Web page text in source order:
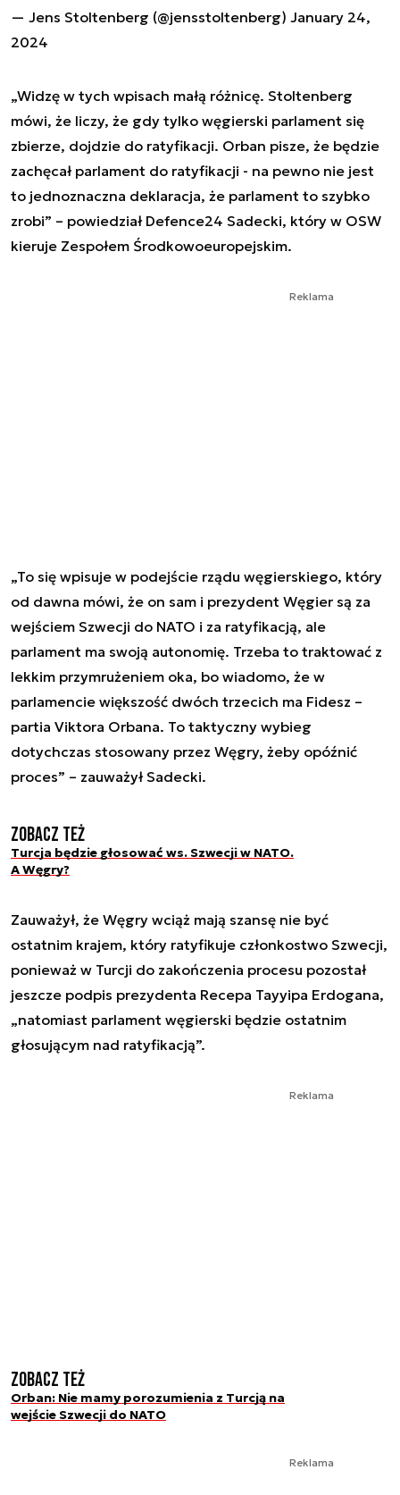
— Jens Stoltenberg (@jensstoltenberg) January 24,
2024
„Widzę w tych wpisach małą różnicę. Stoltenberg
mówi, że liczy, że gdy tylko węgierski parlament się
zbierze, dojdzie do ratyfikacji. Orban pisze, że będzie
zachęcał parlament do ratyfikacji - na pewno nie jest
to jednoznaczna deklaracja, że parlament to szybko
zrobi” – powiedział Defence24 Sadecki, który w OSW
kieruje Zespołem Środkowoeuropejskim.
Reklama
„To się wpisuje w podejście rządu węgierskiego, który
od dawna mówi, że on sam i prezydent Węgier są za
wejściem Szwecji do NATO i za ratyfikacją, ale
parlament ma swoją autonomię. Trzeba to traktować z
lekkim przymrużeniem oka, bo wiadomo, że w
parlamencie większość dwóch trzecich ma Fidesz –
partia Viktora Orbana. To taktyczny wybieg
dotychczas stosowany przez Węgry, żeby opóźnić
proces” – zauważył Sadecki.
Zobacz też
Turcja będzie głosować ws. Szwecji w NATO.
A Węgry?
Zauważył, że Węgry wciąż mają szansę nie być
ostatnim krajem, który ratyfikuje członkostwo Szwecji,
ponieważ w Turcji do zakończenia procesu pozostał
jeszcze podpis prezydenta Recepa Tayyipa Erdogana,
„natomiast parlament węgierski będzie ostatnim
głosującym nad ratyfikacją”.
Reklama
Zobacz też
Orban: Nie mamy porozumienia z Turcją na
wejście Szwecji do NATO
Reklama